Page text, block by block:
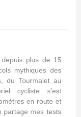
depuis plus de 15
mythiques des
du Tourmalet au
cycliste s'est
en route et
partage mes tests